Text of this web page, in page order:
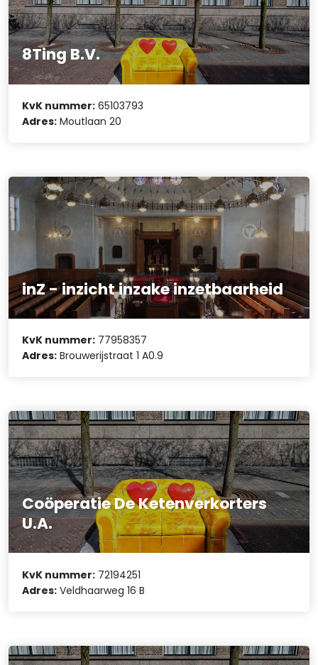
8Ting B.V.
KvK nummer: 65103793
Adres: Moutlaan 20
inZ - inzicht inzake inzetbaarheid
KvK nummer: 77958357
Adres: Brouwerijstraat 1 A0.9
Coöperatie De Ketenverkorters
U.A.
KvK nummer: 72194251
Adres: Veldhaarweg 16 B